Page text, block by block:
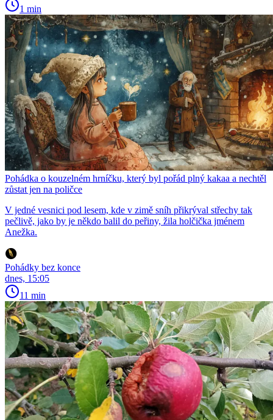
1 min
Pohádka o kouzelném hrníčku, který byl pořád plný kakaa a nechtěl
zůstat jen na poličce
V jedné vesnici pod lesem, kde v zimě sníh přikrýval střechy tak
pečlivě, jako by je někdo balil do peřiny, žila holčička jménem
Anežka.
Pohádky bez konce
dnes, 15:05
11 min